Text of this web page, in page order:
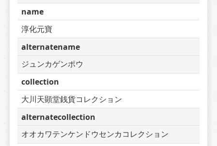
name
淳化元寶
alternatename
ジュンカゲンポウ
collection
大川天顕堂銭貨コレクション
alternatecollection
オオカワテンケンドウセンカコレクション